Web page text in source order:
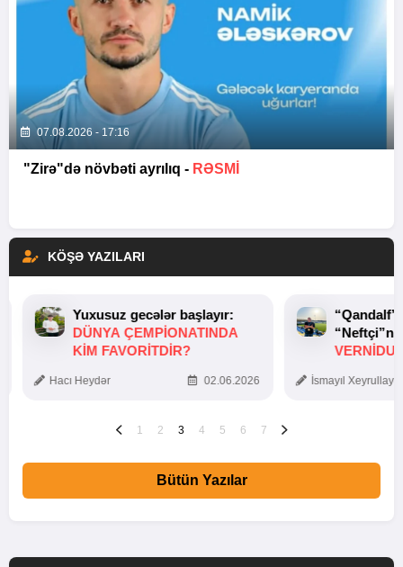
07.08.2026 - 17:16
"Zirə"də növbəti ayrılıq - RƏSMİ
KÖŞƏ YAZILARI
Yuxusuz gecələr başlayır:
DÜNYA ÇEMPIONATINDA
KIM FAVORITDIR?
Hacı Heydər 02.06.2026 İsmayıl
1 2 3 4 5 6 7
Bütün Yazılar